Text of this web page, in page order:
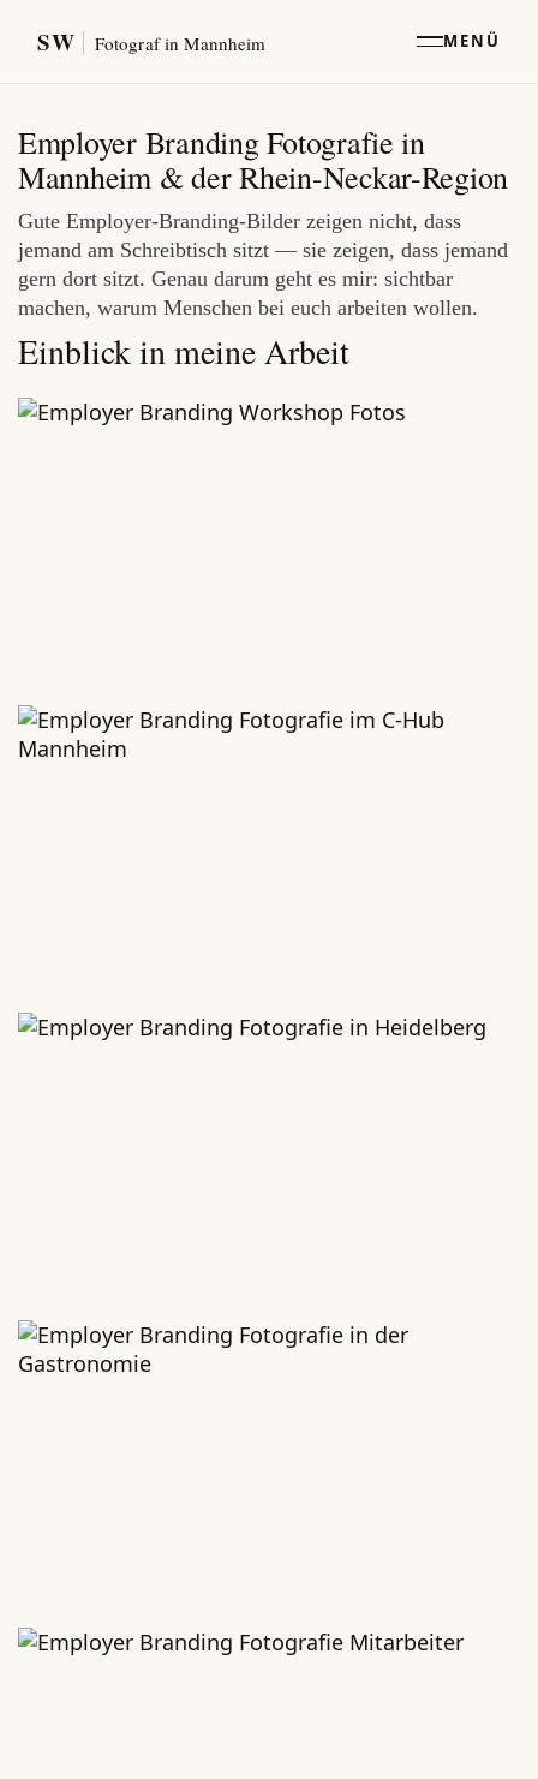
SW Fotograf in Mannheim MENÜ
Employer Branding Fotografie in
Mannheim & der Rhein-Neckar-Region
Gute Employer-Branding-Bilder zeigen nicht, dass
jemand am Schreibtisch sitzt — sie zeigen, dass jemand
gern dort sitzt. Genau darum geht es mir: sichtbar
machen, warum Menschen bei euch arbeiten wollen.
Einblick in meine Arbeit